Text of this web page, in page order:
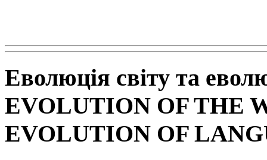
Еволюція світу та
EVOLUTION OF THE
EVOLUTION OF